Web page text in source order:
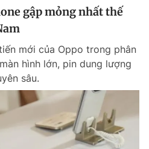
gập mỏng nhất thế
mới của Oppo trong phân
hình lớn, pin dung lượng
sâu.